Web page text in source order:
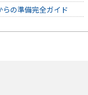
の準備完全ガイド